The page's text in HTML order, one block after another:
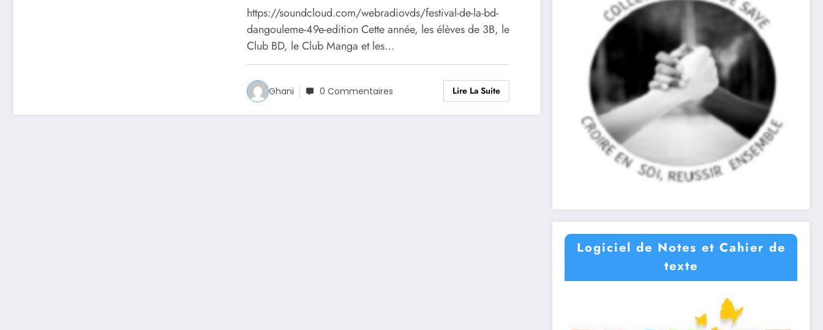
https://soundcloud.com/webradiovds/festival-de-la-bd-
dangouleme-49e-edition Cette année, les élèves de 3B, le
Club BD, le Club Manga et les…
Ghani 0 Commentaires Lire La Suite
Logiciel de Notes et Cahier de
texte